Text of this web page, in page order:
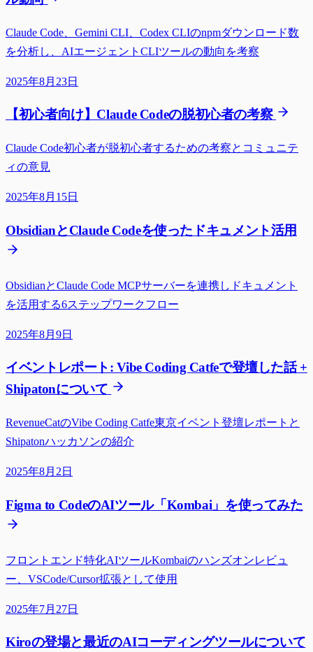
Claude Code、Gemini CLI、Codex CLIのnpmダウンロード数
を分析し、AIエージェントCLIツールの動向を考察
2025年8月23日
【初心者向け】Claude Codeの脱初心者の考察
Claude Code初心者が脱初心者するための考察とコミュニテ
ィの意見
2025年8月15日
ObsidianとClaude Codeを使ったドキュメント活用
ObsidianとClaude Code MCPサーバーを連携しドキュメント
を活用する6ステップワークフロー
2025年8月9日
イベントレポート: Vibe Coding Catfeで登壇した話 +
Shipatonについて
RevenueCatのVibe Coding Catfe東京イベント登壇レポートと
Shipatonハッカソンの紹介
2025年8月2日
Figma to CodeのAIツール「Kombai」を使ってみた
フロントエンド特化AIツールKombaiのハンズオンレビュ
ー、VSCode/Cursor拡張として使用
2025年7月27日
Kiroの登場と最近のAIコーディングツールについて